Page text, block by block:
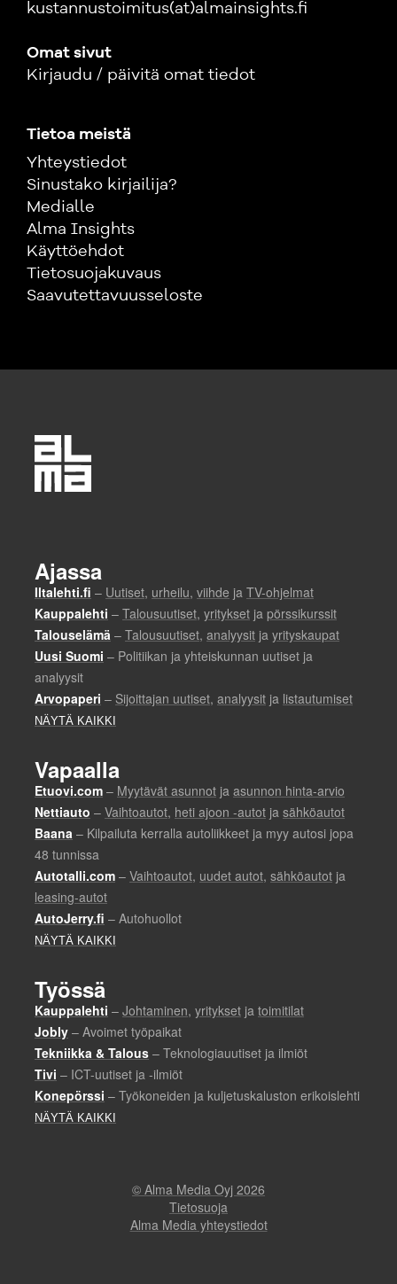
kustannustoimitus(at)almainsights.fi
Omat sivut
Kirjaudu / päivitä omat tiedot
Tietoa meistä
Yhteystiedot
Sinustako kirjailija?
Medialle
Alma Insights
Käyttöehdot
Tietosuojakuvaus
Saavutettavuusseloste